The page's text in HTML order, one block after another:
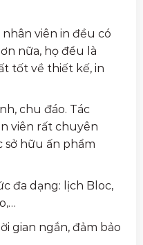
viên in đều có
nữa, họ đều là
tốt về thiết kế, in
chu đáo. Tác
viên rất chuyên
sở hữu ấn phẩm
đa dạng: lịch Bloc,
gian ngắn, đảm bảo